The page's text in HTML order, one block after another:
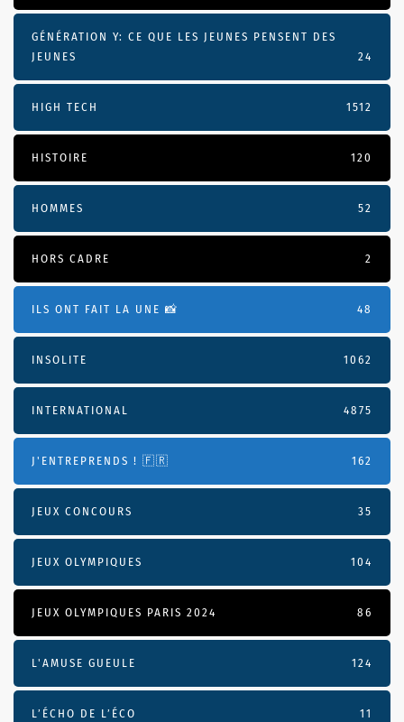
GÉNÉRATION Y: CE QUE LES JEUNES PENSENT DES
JEUNES
24
HIGH TECH 1512
HISTOIRE 120
HOMMES 52
HORS CADRE 2
ILS ONT FAIT LA UNE 📸 48
INSOLITE 1062
INTERNATIONAL 4875
J'ENTREPRENDS ! 🇫🇷 162
JEUX CONCOURS 35
JEUX OLYMPIQUES 104
JEUX OLYMPIQUES PARIS 2024 86
L'AMUSE GUEULE 124
L’ÉCHO DE L’ÉCO 11